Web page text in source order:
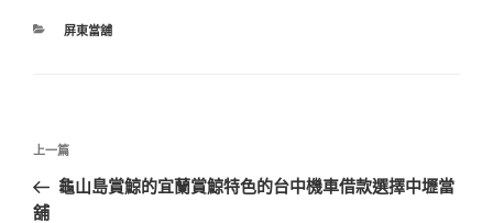
分
屏東當舖
文
導
上
一
篇
上一篇
龜山島賞鯨的宜蘭賞鯨特色的台中機車借款選擇中壢當
舖